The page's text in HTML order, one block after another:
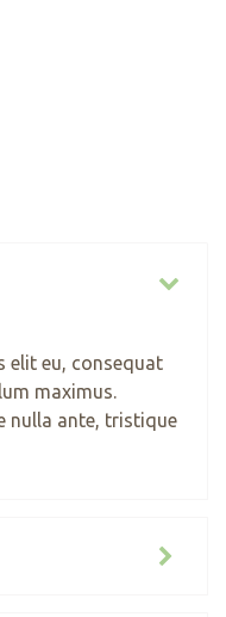
elit eu, consequat
maximus.
nulla ante, tristique